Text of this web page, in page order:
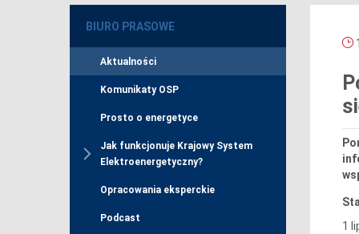
BIURO PRASOWE
Aktualności
Komunikaty OSP
Prosto o energetyce
Jak funkcjonuje Krajowy System
Elektroenergetyczny?
Opracowania eksperckie
Podcast
1